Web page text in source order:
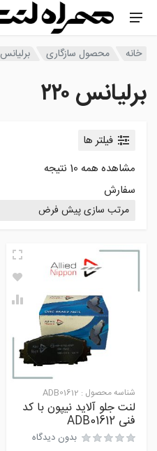
خانه محصول سازگاری برلیانس ۲۲۰
برلیانس ۲۲۰
فیلتر ها
مشاهده همه 10 نتیجه
سفارش
شناسه محصول : ADB01612
لنت جلو آلاید نیپون با کد
فنی ADB01612
بدون دیدگاه